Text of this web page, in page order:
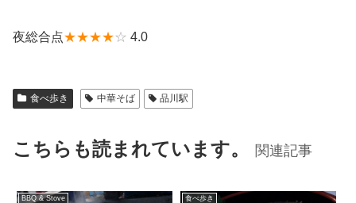
夜総合点★★★★☆ 4.0
食べ歩き 中華そば 品川駅
こちらも読まれています。 関連記事
BBQ & Stove 食べ歩き